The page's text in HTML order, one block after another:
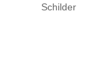
Schilder